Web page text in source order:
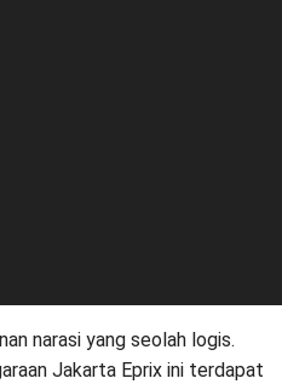
narasi yang seolah logis.
Jakarta Eprix ini terdapat